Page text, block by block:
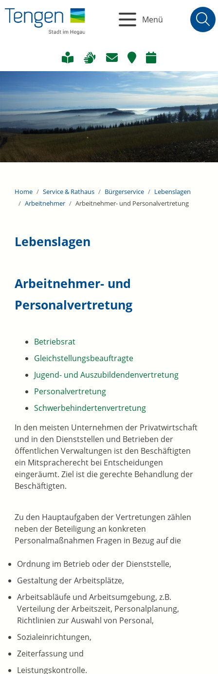
Menü
Home Service & Rathaus Bürgerservice
Lebenslagen
Arbeitnehmer
Arbeitnehmer- und Personalvertretung
Lebenslagen
Arbeitnehmer- und
Personalvertretung
Betriebsrat
Gleichstellungsbeauftragte
Jugend- und Auszubildendenvertretung
Personalvertretung
Schwerbehindertenvertretung
In den meisten Unternehmen der Privatwirtschaft
und in den Dienststellen und Betrieben der
öffentlichen Verwaltungen ist den Beschäftigten
ein Mitspracherecht bei Entscheidungen
eingeräumt. Ziel ist die gerechte Behandlung der
Beschäftigten.
Zu den Hauptaufgaben der Vertretungen zählen
neben der Beteiligung an konkreten
Personalmaßnahmen Fragen in Bezug auf die
Ordnung im Betrieb oder der Dienststelle,
Gestaltung der Arbeitsplätze,
Arbeitsabläufe und Arbeitsumgebung, z.B.
Verteilung der Arbeitszeit, Personalplanung,
Richtlinien zur Auswahl von Personal,
Sozialeinrichtungen,
Zeiterfassung und
Leistungskontrolle.